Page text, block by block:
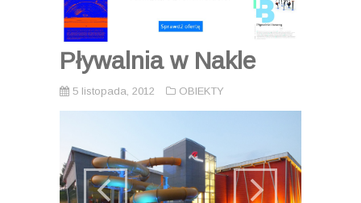
Pływalnia w Nakle
5 listopada, 2012 OBIEKTY